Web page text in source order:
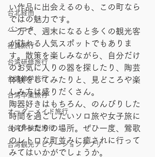
台北経由
バンコク
社員旅行
台湾研修旅行
台湾修学旅行
台湾卒業旅行
オーダーメイド旅行
台湾体験型旅行
台湾観光ナビゲーションアプリ
い作品に出会えるのも、この町なら
ではの魅力です。
一方で、週末になると多くの観光客
が訪れる人気スポットでもありま
す。散策を楽しみながら、自分だけ
のお気に入りの器を探したり、陶芸
体験をしてみたりと、見どころや楽
しみ方は盛りだくさん。
陶器好きはもちろん、のんびりした
時間を過ごしたいソロ旅や女子旅に
もぴったりの場所。ぜひ一度、鶯歌
のレトロな町並みに癒されに行って
みてはいかがでしょうか。